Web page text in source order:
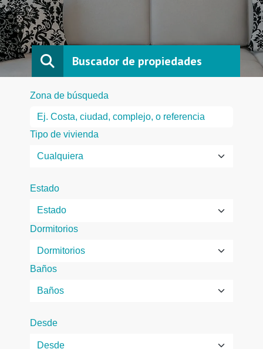
Buscador de propiedades
Zona de búsqueda
Tipo de vivienda
Estado
Dormitorios
Baños
Desde